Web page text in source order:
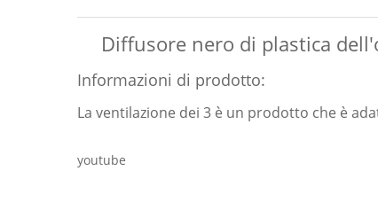
Diffusore nero di plastica
Informazioni di prodotto:
La ventilazione dei 3 è un prodotto che è
youtube